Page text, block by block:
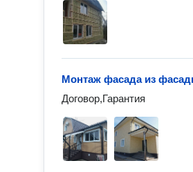
Монтаж фасада из
Договор,Гарантия